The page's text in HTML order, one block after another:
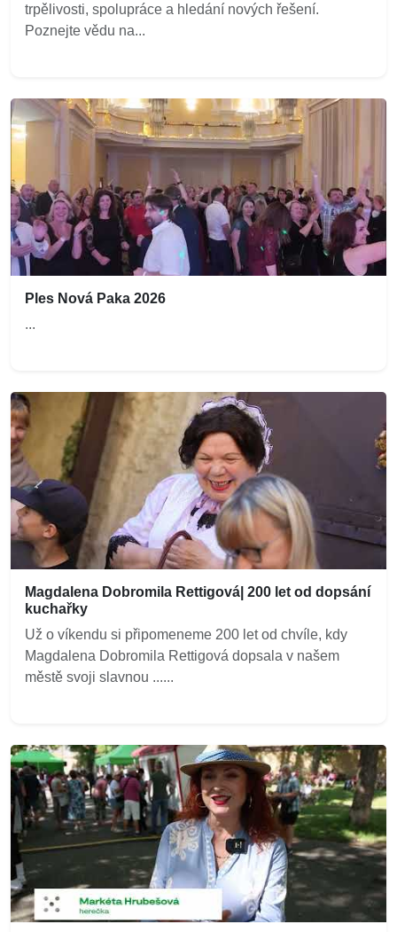
trpělivosti, spolupráce a hledání nových řešení.
Poznejte vědu na...
Ples Nová Paka 2026
...
Magdalena Dobromila Rettigová| 200 let od dopsání
kuchařky
Už o víkendu si připomeneme 200 let od chvíle, kdy
Magdalena Dobromila Rettigová dopsala v našem
městě svoji slavnou ......